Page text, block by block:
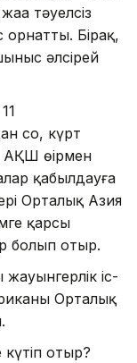
тәуелсіз
Бірақ,
әлсірей
соң, күрт
АҚШ өңірмен
қабылдауға
Орталық Азия
қарсы
болып отыр.
іс-
Орталық
отыр?